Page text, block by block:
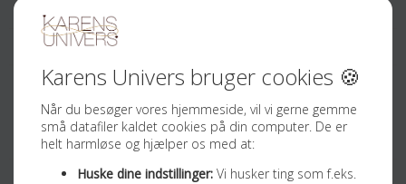
Sociale medier
Facebook
Instagram